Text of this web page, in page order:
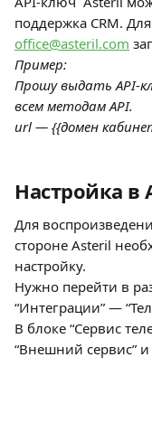
поддержка CRM.
office@asteril.com
Пример:
Прошу выдать API-
всем методам API.
url — {{домен
Настройка в
Для
стороне Asteril
настройку.
Нужно перейти в
“Интеграции” —
В блоке “Сервис
“Внешний сервис”